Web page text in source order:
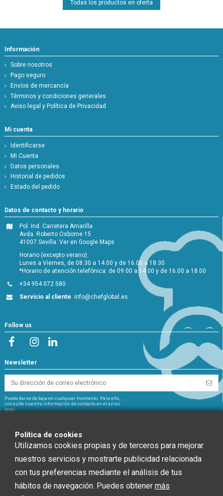
Todas los productos en oferta
Información
Sobre nosotros
Pago seguro
Envíos de mercancía
Términos y condiciones generales
Aviso legal y Política de Privacidad
Mi cuenta
Identificarse
Mi Cuenta
Datos personales
Historial de pedidos
Estado del pedido
Datos de contacto y horario
Pol. Ind. Carretera Amarilla
Avda. Roberto Osborne 15
41007 Sevilla.Ver en Google Maps
Horario (excepto verano):
Lunes a Viernes, de 08.30 a 14.00 y de 16.00 a 18.30
*Horario de atención telefónica: de 09.00 a 14.00 y de 16.00 a 18.00
+34 954 072 580
Servicio al cliente:info@chefglobal.es
Follow us
Newsletter
Puede darse de baja en cualquier momento. Para ello,
consulte nuestra información de contacto en el aviso
legal.
CHEF GLOBAL 2014 SOCIEDAD LIMITADA ha recibido una ayuda de la Unión
Europea con cargo al Fondo NextGenerationEU, en el marco del Plan de
Política de cookies
Utilizamos cookies propias y de terceros para mejorar
nuestros servicios y mostrarte publicidad relacionada
con tus preferencias mediante el análisis de tus
hábitos de navegación. Puedes obtener más